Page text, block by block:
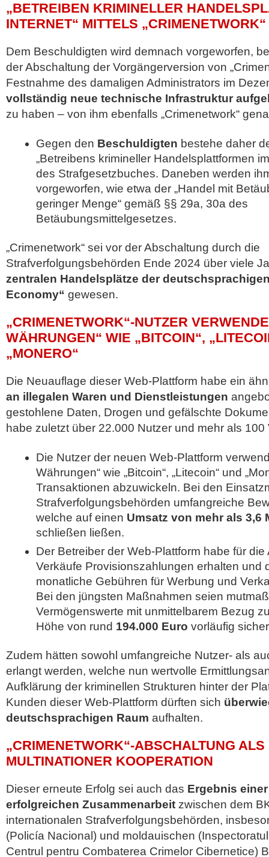
„BETREIBEN KRIMINELLER
INTERNET“ MITTELS „CRIMENETWORK“
Dem Beschuldigten wird demnach vorgeworfen,
der Abschaltung der Vorgängerversion von
Festnahme des damaligen Administrators im
vollständig neue technische Infrastruktur
zu haben – von ihm ebenfalls „Crimenetwork“
Gegen den Beschuldigten bestehe daher
„Betreibens krimineller Handelsplattformen
des Strafgesetzbuches. Daneben werden
vorgeworfen, wie etwa der „Handel mit
geringer Menge“ gemäß §§ 29a, 30a des
Betäubungsmittelgesetzes.
„Crimenetwork“ sei vor der Abschaltung durch die
Strafverfolgungsbehörden Ende 2024 über viele
zentralen Handelsplätze der
Economy“ gewesen.
„CRIMENETWORK“-NUTZER
WÄHRUNGEN“ WIE „BITCOIN“,
„MONERO“
Die Neuauflage dieser Web-Plattform habe ein
an illegalen Waren und Dienstleistungen
gestohlene Daten, Drogen und gefälschte
habe zuletzt über 22.000 Nutzer und mehr als 100
Die Nutzer der neuen Web-Plattform
Währungen“ wie „Bitcoin“, „Litecoin“ und
Transaktionen abzuwickeln. Bei den
Strafverfolgungsbehörden umfangreiche
welche auf einen Umsatz von mehr als 3,6
schließen ließen.
Der Betreiber der Web-Plattform habe für
Verkäufe Provisionszahlungen erhalten und
monatliche Gebühren für Werbung und
Bei den jüngsten Maßnahmen seien
Vermögenswerte mit unmittelbarem Bezug
Höhe von rund 194.000 Euro vorläufig
Zudem hätten sowohl umfangreiche Nutzer- als
erlangt werden, welche nun wertvolle
Aufklärung der kriminellen Strukturen hinter der
Kunden dieser Web-Plattform dürften sich
deutschsprachigen Raum aufhalten.
„CRIMENETWORK“-ABSCHALTUNG
MULTINATIONER KOOPERATION
Dieser erneute Erfolg sei auch das Ergebnis
erfolgreichen Zusammenarbeit zwischen dem
internationalen Strafverfolgungsbehörden,
(Policía Nacional) und moldauischen
Centrul pentru Combaterea Crimelor Cibernetice)